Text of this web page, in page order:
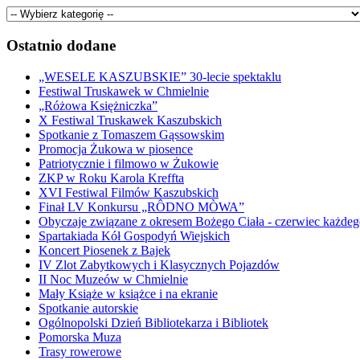
Ostatnio dodane
„WESELE KASZUBSKIE” 30-lecie spektaklu
Festiwal Truskawek w Chmielnie
„Różowa Księżniczka”
X Festiwal Truskawek Kaszubskich
Spotkanie z Tomaszem Gąssowskim
Promocja Żukowa w piosence
Patriotycznie i filmowo w Żukowie
ZKP w Roku Karola Kreffta
XVI Festiwal Filmów Kaszubskich
Finał LV Konkursu „RÔDNO MÒWA”
Obyczaje związane z okresem Bożego Ciała - czerwiec
Spartakiada Kół Gospodyń Wiejskich
Koncert Piosenek z Bajek
IV Zlot Zabytkowych i Klasycznych Pojazdów
II Noc Muzeów w Chmielnie
Mały Książe w książce i na ekranie
Spotkanie autorskie
Ogólnopolski Dzień Bibliotekarza i Bibliotek
Pomorska Muza
Trasy rowerowe